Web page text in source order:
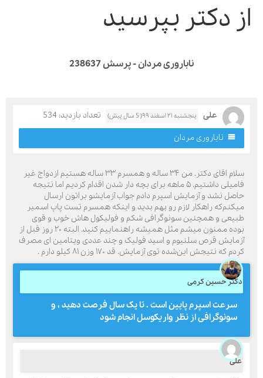
دکتر بپرسید
ناباروری مردان - پرسش 238637
علی پنجشنبه ۲۱ اسفند ۹۹( 5 سال پیش)
تعداد بازدید: 534
ناباروری مردان
سلام اقای دکتر. من ۳۴ ساله و همسرم ۳۳ ساله هستیم ازدواج غیر
فامیلی داشتیم. ۵ ماهه برای بچه دار شدن اقدام کردیم اما نتیجه
نشد و آزمایش اسپرم دادم جواب آزمایشو براتون ارسال
راهکار لازم رو بهم بدید و اینکه همسرم تست پاپ اسمیر
و همچنین سونوگرافی شکم و فولیکول هاش خوب و قوی
بوده ممنون میشم مثل همیشه راهنماییم کنید. البته ۲۰ روز قبل از
قرص سلنیوم و اسید فولیک و چند عددی ویتامین ای مصرف
که نتیجش این‌شده توی آزمایش. قد ۱۷۰ وزن ۸۱ کیلو دارم‌ .
دکتر حسین کرمی
سرعت اسپرم پایین است . تا یک سال فرصت دهید ، و
سونوگرافی از نظر واریکوسل انجام شود
قدرت گرفته از همیارسیستم